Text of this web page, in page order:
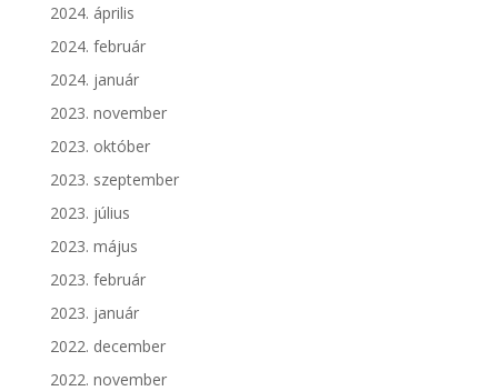
2024. április
2024. február
2024. január
2023. november
2023. október
2023. szeptember
2023. július
2023. május
2023. február
2023. január
2022. december
2022. november